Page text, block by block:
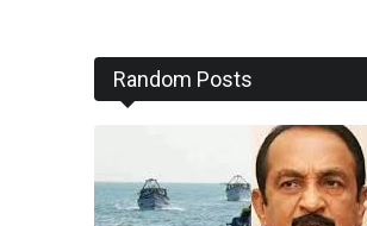
Random Posts